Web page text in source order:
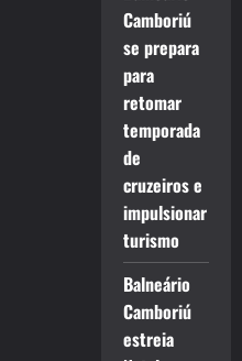
Camboriú
se prepara
para
retomar
temporada
de
cruzeiros e
impulsionar
turismo
Balneário
Camboriú
estreia